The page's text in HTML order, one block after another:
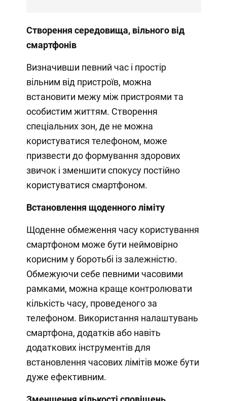
Створення середовища, вільного від
смартфонів
Визначивши певний час і простір
вільним від пристроїв, можна
встановити межу між пристроями та
особистим життям. Створення
спеціальних зон, де не можна
користуватися телефоном, може
призвести до формування здорових
звичок і зменшити спокусу постійно
користуватися смартфоном.
Встановлення щоденного ліміту
Щоденне обмеження часу користування
смартфоном може бути неймовірно
корисним у боротьбі із залежністю.
Обмежуючи себе певними часовими
рамками, можна краще контролювати
кількість часу, проведеного за
телефоном. Використання налаштувань
смартфона, додатків або навіть
додаткових інструментів для
встановлення часових лімітів може бути
дуже ефективним.